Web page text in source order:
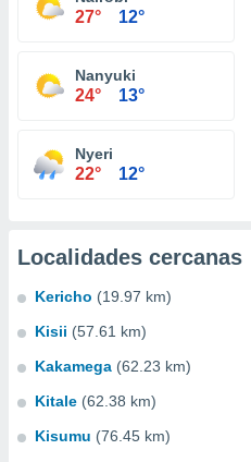
27° 12°
Nanyuki
24° 13°
Nyeri
22° 12°
Localidades cercanas
Kericho (19.97 km)
Kisii (57.61 km)
Kakamega (62.23 km)
Kitale (62.38 km)
Kisumu (76.45 km)